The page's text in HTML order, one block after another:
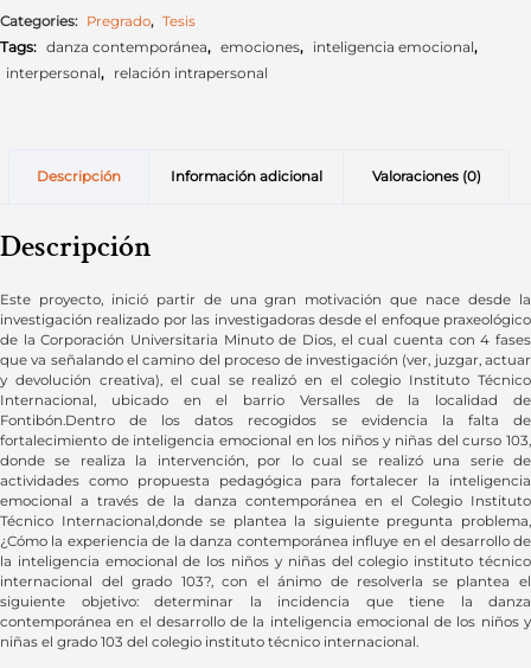
Categories: Pregrado, Tesis
Tags: danza contemporánea, emociones, inteligencia emocional,
interpersonal, relación intrapersonal
Descripción Información adicional Valoraciones (0)
Descripción
Este proyecto, inició partir de una gran motivación que nace desde la
investigación realizado por las investigadoras desde el enfoque praxeológico
de la Corporación Universitaria Minuto de Dios, el cual cuenta con 4 fases
que va señalando el camino del proceso de investigación (ver, juzgar, actuar
y devolución creativa), el cual se realizó en el colegio Instituto Técnico
Internacional, ubicado en el barrio Versalles de la localidad de
Fontibón.Dentro de los datos recogidos se evidencia la falta de
fortalecimiento de inteligencia emocional en los niños y niñas del curso 103,
donde se realiza la intervención, por lo cual se realizó una serie de
actividades como propuesta pedagógica para fortalecer la inteligencia
emocional a través de la danza contemporánea en el Colegio Instituto
Técnico Internacional,donde se plantea la siguiente pregunta problema,
¿Cómo la experiencia de la danza contemporánea influye en el desarrollo de
la inteligencia emocional de los niños y niñas del colegio instituto técnico
internacional del grado 103?, con el ánimo de resolverla se plantea el
siguiente objetivo: determinar la incidencia que tiene la danza
contemporánea en el desarrollo de la inteligencia emocional de los niños y
niñas el grado 103 del colegio instituto técnico internacional.